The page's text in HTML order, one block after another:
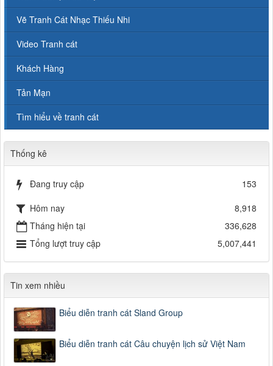
Vẽ Tranh Cát Nhạc Thiếu Nhi
Video Tranh cát
Khách Hàng
Tản Mạn
Tìm hiểu về tranh cát
Thống kê
Đang truy cập
153
Hôm nay
8,918
Tháng hiện tại
336,628
Tổng lượt truy cập
5,007,441
Tin xem nhiều
Biểu diễn tranh cát Sland Group
Biểu diễn tranh cát Câu chuyện lịch sử Việt Nam